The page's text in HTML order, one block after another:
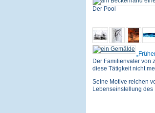
Der Pool
Der Familienvater von
diese Tätigkeit nicht
Seine Motive reichen
Lebenseinstellung des